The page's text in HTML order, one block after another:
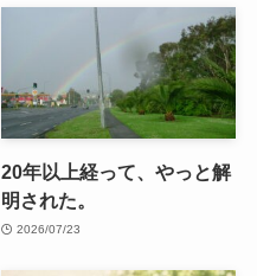
20年以上経って、やっと解
明された。
2026/07/23